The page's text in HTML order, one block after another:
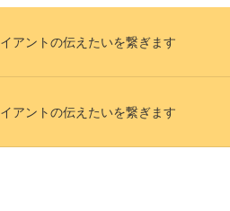
アントの伝えたいを繋ぎます
アントの伝えたいを繋ぎます